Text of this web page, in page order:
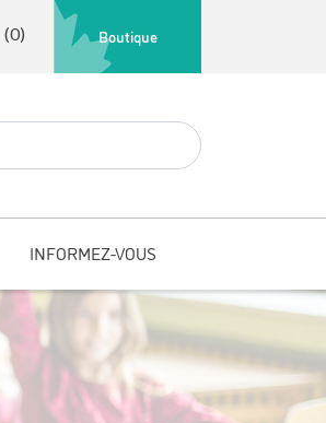
(0) Boutique
INFORMEZ-VOUS